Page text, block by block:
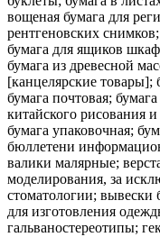
вощеная бумага для
рентгеновских
бумага для ящиков
бумага из древесной
[канцелярские товары];
бумага почтовая;
китайского рисования
бумага упаковочная;
бюллетени
валики малярные;
моделирования, за
стоматологии;
для изготовления
гальваностереотипы;